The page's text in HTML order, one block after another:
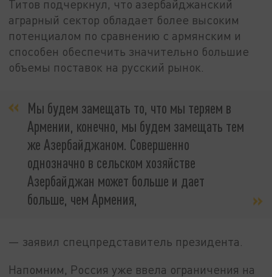
Титов подчеркнул, что азербайджанский
аграрный сектор обладает более высоким
потенциалом по сравнению с армянским и
способен обеспечить значительно большие
объемы поставок на русский рынок.
Мы будем замещать то, что мы теряем в
Армении, конечно, мы будем замещать тем
же Азербайджаном. Совершенно
однозначно в сельском хозяйстве
Азербайджан может больше и дает
больше, чем Армения,
— заявил спецпредставитель президента.
Напомним, Россия уже ввела ограничения на